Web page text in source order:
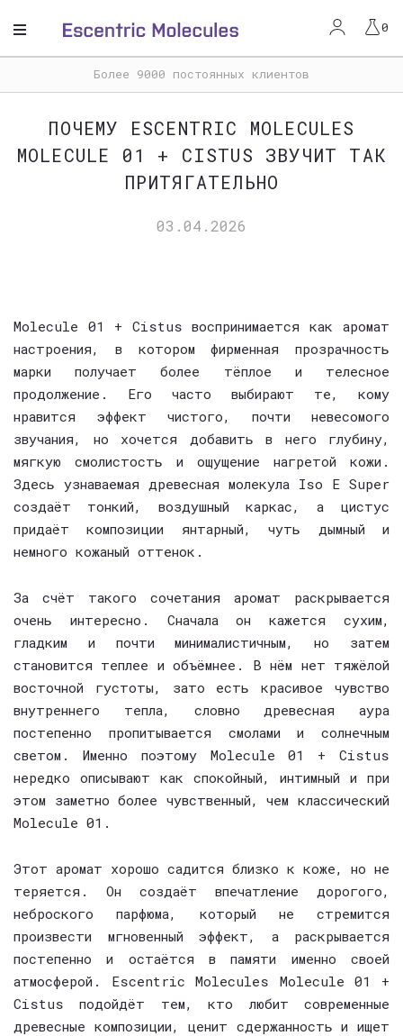
ЛИЧНЫЙ КАБИНЕТ 0
ВАША КОРЗИНА ПУСТА
АРОМАТЫ
О БРЕНДЕ
ПРЕИМУЩЕСТВА
КАЧЕСТВО
АКЦИИ
Более 9000 постоянных клиентов
ПОЧЕМУ ESCENTRIC MOLECULES
MOLECULE 01 + CISTUS ЗВУЧИТ ТАК
ПРИТЯГАТЕЛЬНО
03.04.2026
Molecule 01 + Cistus воспринимается как аромат
настроения, в котором фирменная прозрачность
марки получает более тёплое и телесное
продолжение. Его часто выбирают те, кому
нравится эффект чистого, почти невесомого
звучания, но хочется добавить в него глубину,
мягкую смолистость и ощущение нагретой кожи.
Здесь узнаваемая древесная молекула Iso E Super
создаёт тонкий, воздушный каркас, а цистус
придаёт композиции янтарный, чуть дымный и
немного кожаный оттенок.
За счёт такого сочетания аромат раскрывается
очень интересно. Сначала он кажется сухим,
гладким и почти минималистичным, но затем
становится теплее и объёмнее. В нём нет тяжёлой
восточной густоты, зато есть красивое чувство
внутреннего тепла, словно древесная аура
постепенно пропитывается смолами и солнечным
светом. Именно поэтому Molecule 01 + Cistus
нередко описывают как спокойный, интимный и при
этом заметно более чувственный, чем классический
Molecule 01.
Этот аромат хорошо садится близко к коже, но не
теряется. Он создаёт впечатление дорогого,
неброского парфюма, который не стремится
произвести мгновенный эффект, а раскрывается
постепенно и остаётся в памяти именно своей
атмосферой. Escentric Molecules Molecule 01 +
Cistus подойдёт тем, кто любит современные
древесные композиции, ценит сдержанность и ищет